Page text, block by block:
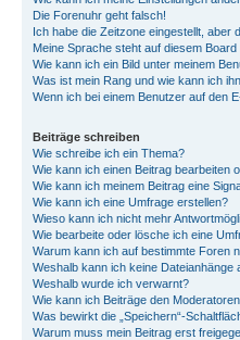
Die Forenuhr geht falsch!
Ich habe die Zeitzone eingestellt, aber
Meine Sprache steht auf diesem
Wie kann ich ein Bild unter meinem
Was ist mein Rang und wie kann ich
Wenn ich bei einem Benutzer auf den
Beiträge schreiben
Wie schreibe ich ein Thema?
Wie kann ich einen Beitrag bearbeiten
Wie kann ich meinem Beitrag eine
Wie kann ich eine Umfrage erstellen?
Wieso kann ich nicht mehr
Wie bearbeite oder lösche ich eine
Warum kann ich auf bestimmte Foren
Weshalb kann ich keine Dateianhänge
Weshalb wurde ich verwarnt?
Wie kann ich Beiträge den
Was bewirkt die „Speichern“-
Warum muss mein Beitrag erst